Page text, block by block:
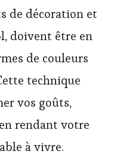
de décoration et
doivent être en
de couleurs
technique
vos goûts,
rendant votre
à vivre.